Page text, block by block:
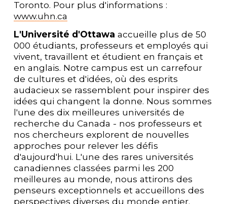
www.uhn.ca
L'Université d'Ottawa accueille plus de 50
000 étudiants, professeurs et employés qui
vivent, travaillent et étudient en français et
en anglais. Notre campus est un carrefour
de cultures et d'idées, où des esprits
audacieux se rassemblent pour inspirer des
idées qui changent la donne. Nous sommes
l'une des dix meilleures universités de
recherche du Canada - nos professeurs et
nos chercheurs explorent de nouvelles
approches pour relever les défis
d'aujourd'hui. L'une des rares universités
canadiennes classées parmi les 200
meilleures au monde, nous attirons des
penseurs exceptionnels et accueillons des